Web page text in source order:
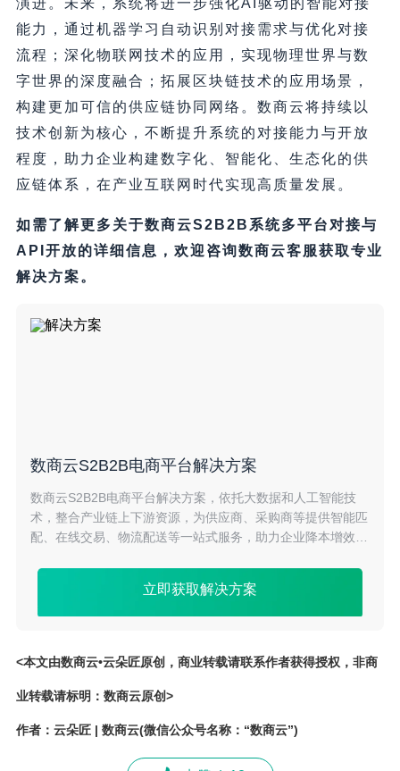
演进。未来，系统将进一步强化AI驱动的智能对接
能力，通过机器学习自动识别对接需求与优化对接
流程；深化物联网技术的应用，实现物理世界与数
字世界的深度融合；拓展区块链技术的应用场景，
构建更加可信的供应链协同网络。数商云将持续以
技术创新为核心，不断提升系统的对接能力与开放
程度，助力企业构建数字化、智能化、生态化的供
应链体系，在产业互联网时代实现高质量发展。
如需了解更多关于数商云S2B2B系统多平台对接与
API开放的详细信息，欢迎咨询数商云客服获取专业
解决方案。
数商云S2B2B电商平台解决方案
数商云S2B2B电商平台解决方案，依托大数据和人工智能技
术，整合产业链上下游资源，为供应商、采购商等提供智能匹
配、在线交易、物流配送等一站式服务，助力企业降本增效、
立即获取解决方案
<本文由数商云•云朵匠原创，商业转载请联系作者获得授权，非商
业转载请标明：数商云原创>
作者：云朵匠 | 数商云(微信公众号名称：“数商云”)